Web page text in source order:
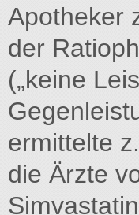
Apotheker
der
(„keine
ermittelte
die Ärzte